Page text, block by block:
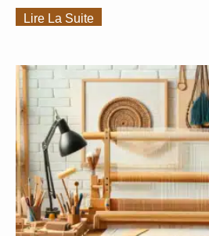
Lire La Suite